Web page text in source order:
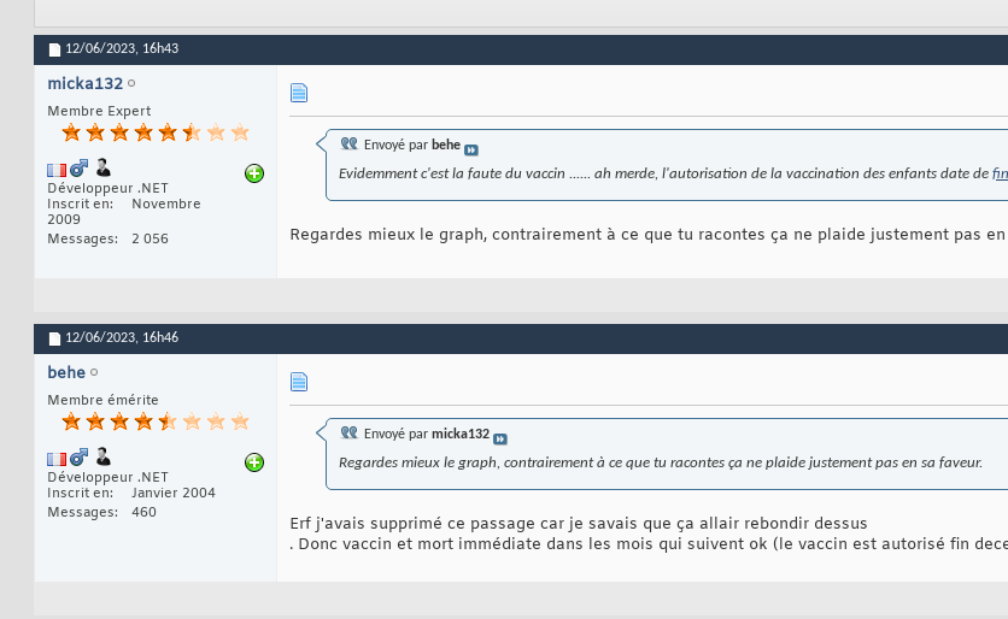
12/06/2023, 16h43
micka132
Membre Expert
Développeur .NET
Inscrit en
Novembre
2009
Messages
2 056
Envoyé par behe
Evidemment c'est la faute du vaccin ...... ah merde, l'autorisation de la vaccination des enfants date de
Regardes mieux le graph, contrairement à ce que tu racontes ça ne plaide justement pas
12/06/2023, 16h46
behe
Membre émérite
Développeur .NET
Inscrit en
Janvier 2004
Messages
460
Envoyé par micka132
Regardes mieux le graph, contrairement à ce que tu racontes ça ne plaide justement pas en sa faveur.
Erf j'avais supprimé ce passage car je savais que ça allair rebondir dessus
. Donc vaccin et mort immédiate dans les mois qui suivent ok (le vaccin est autorisé fin